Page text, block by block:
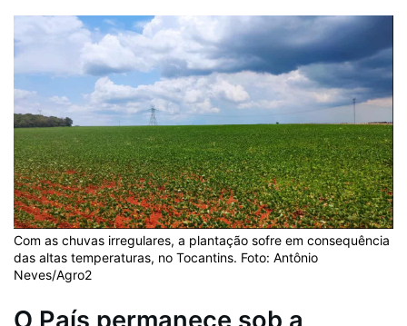
Com as chuvas irregulares, a plantação sofre em consequência
das altas temperaturas, no Tocantins. Foto: Antônio
Neves/Agro2